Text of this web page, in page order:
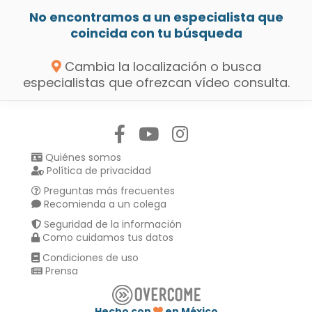
No encontramos a un especialista que
coincida con tu búsqueda
Cambia la localización o busca
especialistas que ofrezcan vídeo consulta.
Quiénes somos
Política de privacidad
Preguntas más frecuentes
Recomienda a un colega
Seguridad de la información
Como cuidamos tus datos
Condiciones de uso
Prensa